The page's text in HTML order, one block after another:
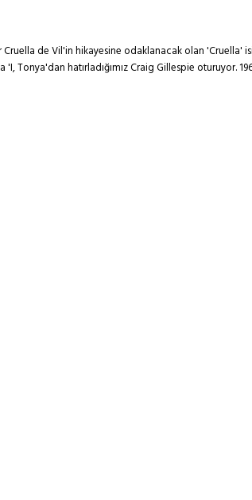
de Vil'in hikayesine odaklanacak olan 'Cruella'
hatırladığımız Craig Gillespie oturuyor.